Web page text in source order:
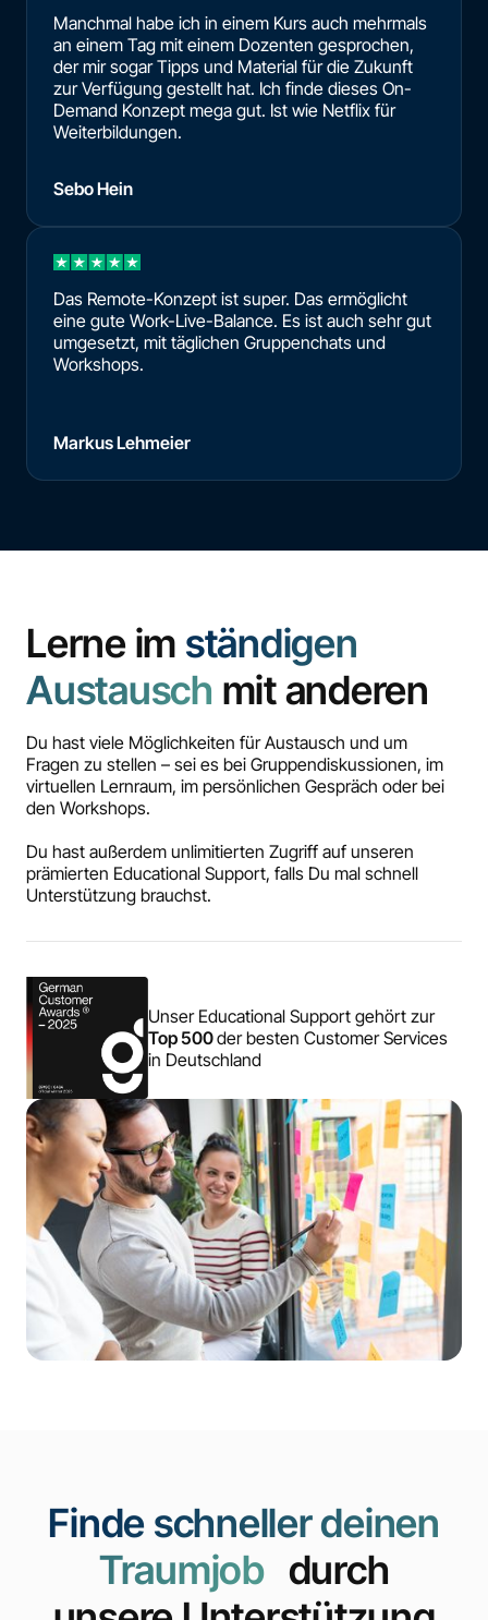
Manchmal habe ich in einem Kurs auch mehrmals
an einem Tag mit einem Dozenten gesprochen,
der mir sogar Tipps und Material für die Zukunft
zur Verfügung gestellt hat. Ich finde dieses On-
Demand Konzept mega gut. Ist wie Netflix für
Weiterbildungen.
Sebo Hein
Das Remote-Konzept ist super. Das ermöglicht
eine gute Work-Live-Balance. Es ist auch sehr gut
umgesetzt, mit täglichen Gruppenchats und
Workshops.
Markus Lehmeier
Lerne im ständigen
Austausch mit anderen
Du hast viele Möglichkeiten für Austausch und um
Fragen zu stellen – sei es bei Gruppendiskussionen, im
virtuellen Lernraum, im persönlichen Gespräch oder bei
den Workshops.
Du hast außerdem unlimitierten Zugriff auf unseren
prämierten Educational Support, falls Du mal schnell
Unterstützung brauchst.
Unser Educational Support gehört zur
Top 500der besten Customer Services
in Deutschland
Finde schneller deinen
Traumjobdurch